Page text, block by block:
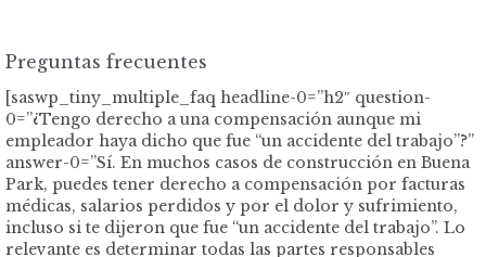
Preguntas frecuentes
[saswp_tiny_multiple_faq headline-0=”h2″ question-
0=”¿Tengo derecho a una compensación aunque mi
empleador haya dicho que fue “un accidente del trabajo”?”
answer-0=”Sí. En muchos casos de construcción en Buena
Park, puedes tener derecho a compensación por facturas
médicas, salarios perdidos y por el dolor y sufrimiento,
incluso si te dijeron que fue “un accidente del trabajo”. Lo
relevante es determinar todas las partes responsables